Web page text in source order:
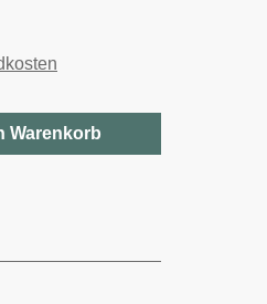
gewünschten
Warenkorb